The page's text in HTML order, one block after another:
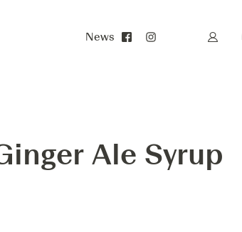
News Mijn
Ale Syrup